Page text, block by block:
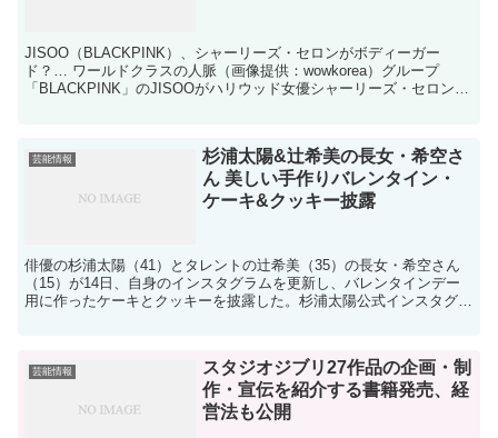
JISOO（BLACKPINK）、シャーリーズ・セロンがボディーガー
ド？… ワールドクラスの人脈（画像提供：wowkorea）グループ
「BLACKPINK」のJISOOがハリウッド女優シャーリーズ・セロンと
芸能情報
杉浦太陽&辻希美の長女・希空さ
ん 美しい手作りバレンタイン・
ケーキ&クッキー披露
俳優の杉浦太陽（41）とタレントの辻希美（35）の長女・希空さん
（15）が14日、自身のインスタグラムを更新し、バレンタインデー
用に作ったケーキとクッキーを披露した。杉浦太陽公式インスタグラ
芸能情報
スタジオジブリ27作品の企画・制
作・宣伝を紹介する書籍発売、経
営法も公開